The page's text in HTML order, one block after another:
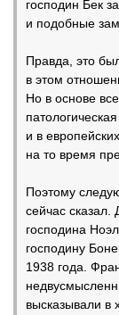
господин Бек
и подобные
Правда, это
в этом
Но в основе
и в
на то время
Поэтому
сейчас
господина
господину
1938 года.
высказывали в